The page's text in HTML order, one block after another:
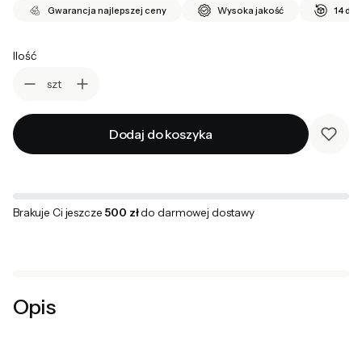
Gwarancja najlepszej ceny Wysoka jakość 14 dni
Ilość
szt
Dodaj do koszyka
Brakuje Ci jeszcze 500 złdo darmowej dostawy
Opis